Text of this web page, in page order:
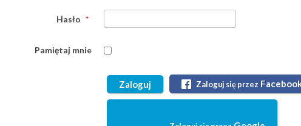
Hasło *
Pamiętaj mnie
Zaloguj Zaloguj się przez